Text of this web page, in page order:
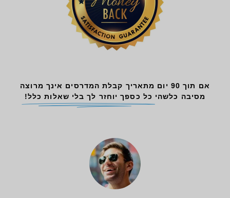
אם תוך 90 יום מתאריך קבלת המדרסים אינך מרוצה
מסיבה כלשהי כל כספך יוחזר לך בלי שאלות כלל!